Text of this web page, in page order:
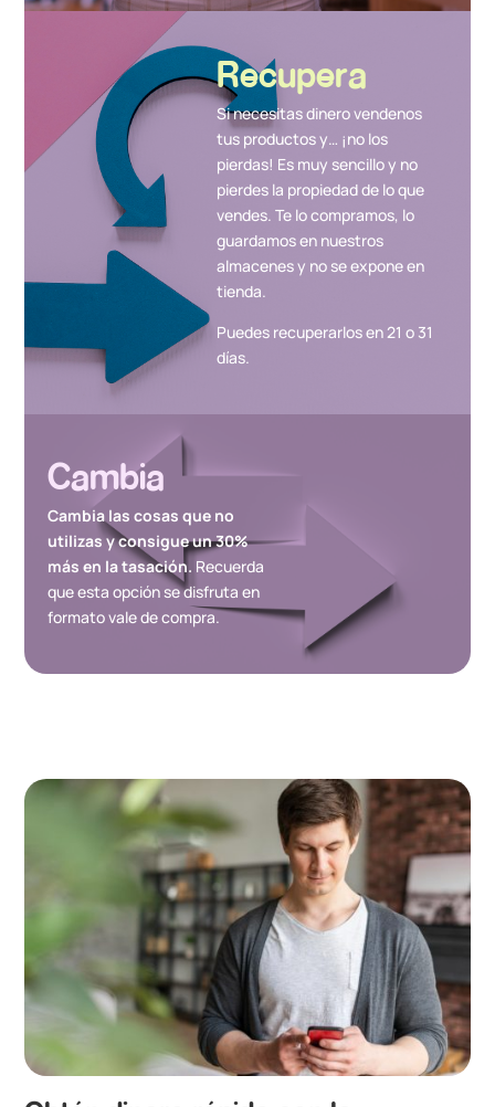
Recupera
Si necesitas dinero vendenos
tus productos y… ¡no los
pierdas! Es muy sencillo y no
pierdes la propiedad de lo que
vendes. Te lo compramos, lo
guardamos en nuestros
almacenes y no se expone en
tienda.
Puedes recuperarlos en 21 o 31
días.
Cambia
Cambia las cosas que no
utilizas y consigue un 30%
más en la tasación. Recuerda
que esta opción se disfruta en
formato vale de compra.